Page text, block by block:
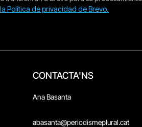
CONTACTA'NS
Ana Basanta
abasanta@periodismeplural.cat